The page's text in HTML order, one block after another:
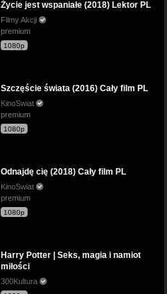
Życie jest wspaniałe (2018) Lektor PL
Filmy Akcji
premium
1080p
Szczęście świata (2016) Cały film PL
KinoSwiat
premium
1080p
Odnajdę cię (2018) Cały film PL
KinoSwiat
premium
1080p
Harry Potter | Seks, magia i namiot
miłości
300Kultura